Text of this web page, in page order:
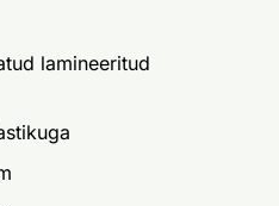
lamineeritud